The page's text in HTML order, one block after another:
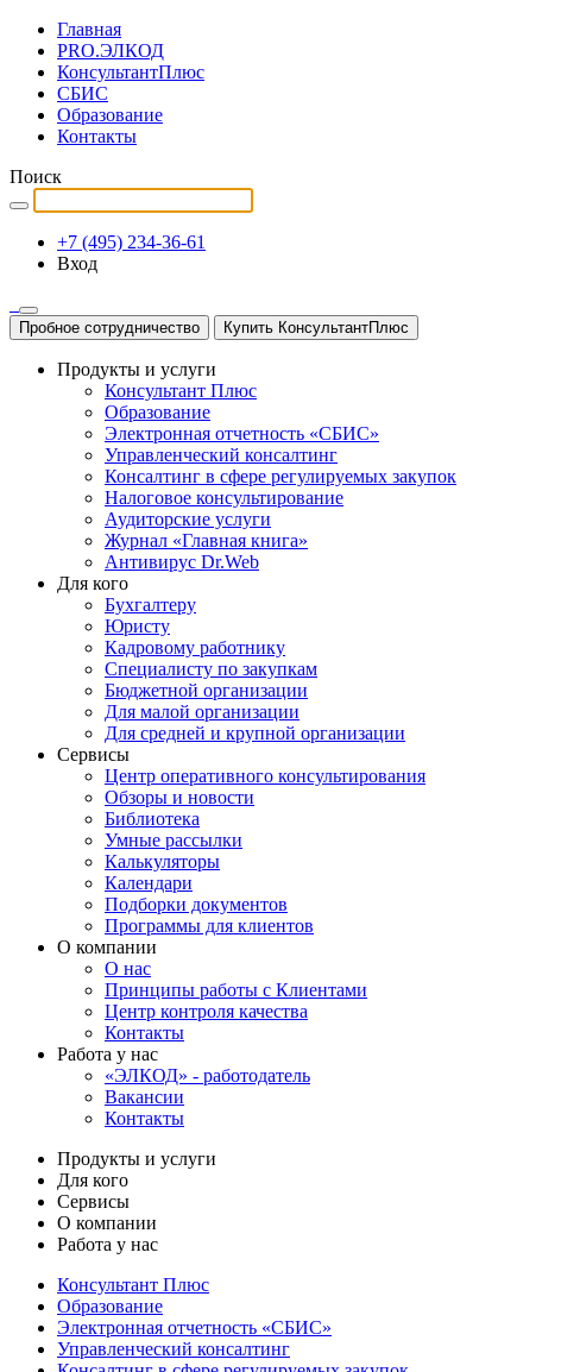
Главная
PRO.ЭЛКОД
КонсультантПлюс
СБИС
Образование
Контакты
Поиск
+7 (495) 234-36-61
Вход
Пробное сотрудничество Купить КонсультантПлюс
Продукты и услуги
Консультант Плюс
Образование
Электронная отчетность «СБИС»
Управленческий консалтинг
Консалтинг в сфере регулируемых закупок
Налоговое консультирование
Аудиторские услуги
Журнал «Главная книга»
Антивирус Dr.Web
Для кого
Бухгалтеру
Юристу
Кадровому работнику
Специалисту по закупкам
Бюджетной организации
Для малой организации
Для средней и крупной организации
Сервисы
Центр оперативного консультирования
Обзоры и новости
Библиотека
Умные рассылки
Калькуляторы
Календари
Подборки документов
Программы для клиентов
О компании
О нас
Принципы работы с Клиентами
Центр контроля качества
Контакты
Работа у нас
«ЭЛКОД» - работодатель
Вакансии
Контакты
Продукты и услуги
Для кого
Сервисы
О компании
Работа у нас
Консультант Плюс
Образование
Электронная отчетность «СБИС»
Управленческий консалтинг